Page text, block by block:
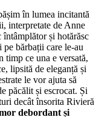
în lumea incitantă
interpretate de Anne
și hotărăsc
pe bărbații care le-au
timp ce una e versată,
lipsită de eleganță și
le vor ajuta să
păcălit și escrocat. Și
decât însorita Rivieră
debordant și